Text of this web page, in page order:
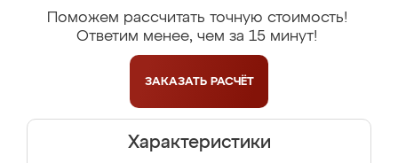
Поможем рассчитать точную стоимость!
Ответим менее, чем за 15 минут!
ЗАКАЗАТЬ РАСЧЁТ
Характеристики